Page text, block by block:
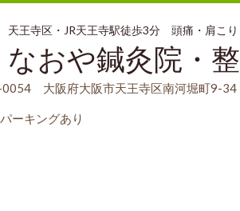
天王寺区・JR天王寺駅徒歩3分 頭痛・肩こ
なおや鍼灸院・
大阪府大阪市天王寺区南河堀町9-
ーキングあり